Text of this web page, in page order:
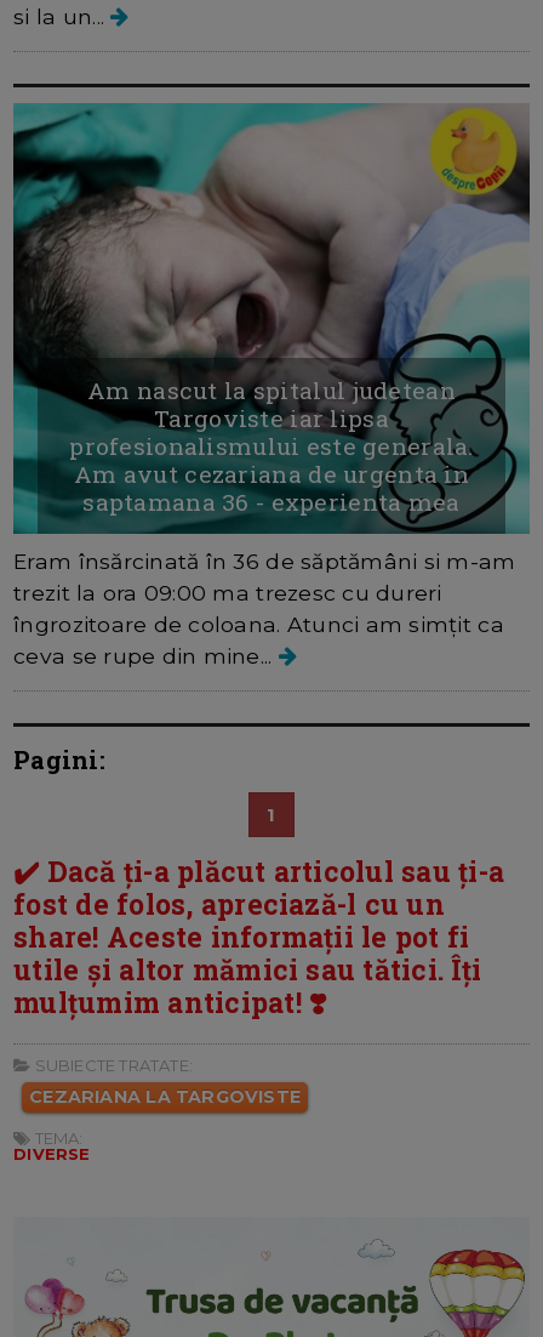
si la un...
Am nascut la spitalul judetean
Targoviste iar lipsa
profesionalismului este generala.
Am avut cezariana de urgenta in
saptamana 36 - experienta mea
Eram însărcinată în 36 de săptămâni si m-am
trezit la ora 09:00 ma trezesc cu dureri
îngrozitoare de coloana. Atunci am simțit ca
ceva se rupe din mine...
Pagini:
1
✔️ Dacă ți-a plăcut articolul sau ți-a
fost de folos, apreciază-l cu un
share! Aceste informații le pot fi
utile și altor mămici sau tătici. Îți
mulțumim anticipat! ❣️
SUBIECTE TRATATE:
CEZARIANA LA TARGOVISTE
TEMA:
DIVERSE